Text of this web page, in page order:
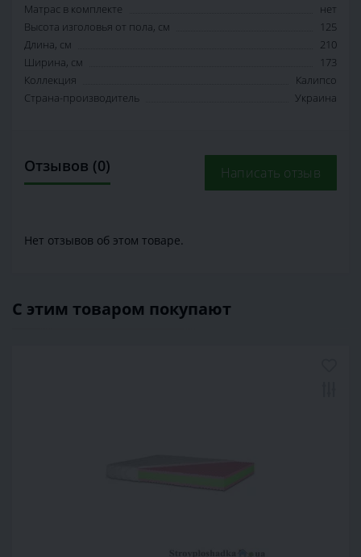
Матрас в комплекте
нет
Высота изголовья от пола, см
125
Длина, см
210
Ширина, см
173
Коллекция
Калипсо
Страна-производитель
Украина
Отзывов (0) Написать отзыв
Нет отзывов об этом товаре.
С этим товаром покупают